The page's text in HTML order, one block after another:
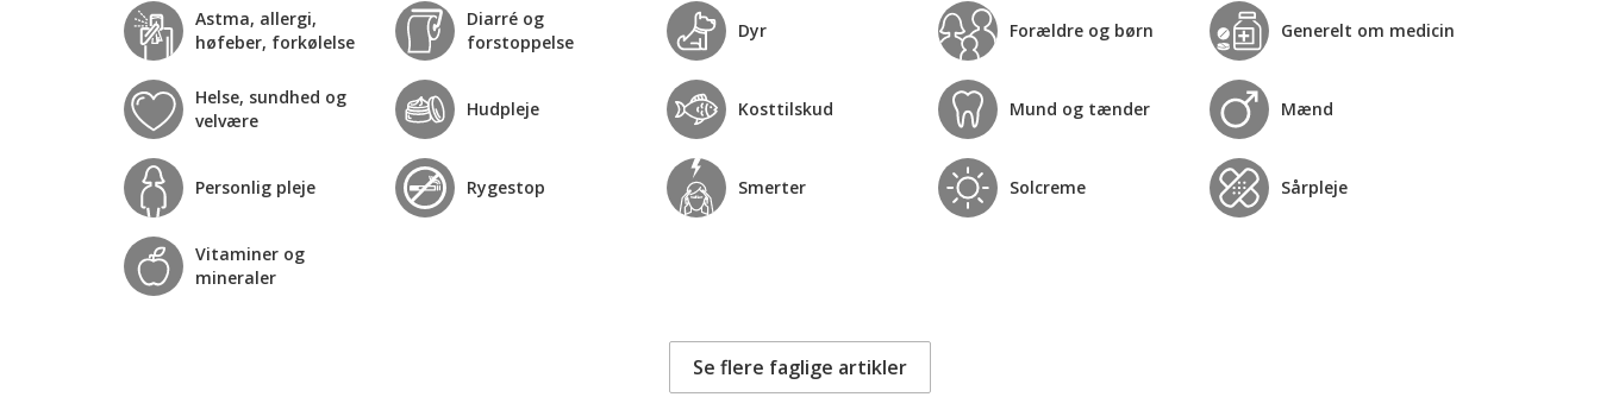
Astma, allergi,
høfeber, forkølelse
Diarré og
forstoppelse
Dyr Forældre og børn Generelt om medicin
Helse, sundhed og
velvære
Hudpleje Kosttilskud Mund og tænder Mænd
Personlig pleje Rygestop Smerter Solcreme Sårpleje
Vitaminer og
mineraler
Se flere faglige artikler